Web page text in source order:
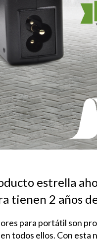
estrella
tienen 2 años
para portátil son
todos ellos. Con esta